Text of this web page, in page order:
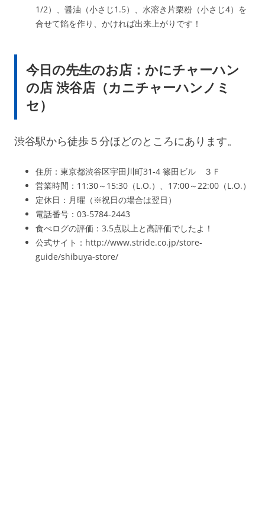
1/2）、醤油（小さじ1.5）、水溶き片栗粉（小さじ4）を
合せて餡を作り、かければ出来上がりです！
今日の先生のお店：かにチャーハン
の店 渋谷店（カニチャーハンノミ
セ）
渋谷駅から徒歩５分ほどのところにあります。
住所：東京都渋谷区宇田川町31-4 篠田ビル ３Ｆ
営業時間：11:30～15:30（L.O.）、17:00～22:00（L.O.）
定休日：月曜（※祝日の場合は翌日）
電話番号：03-5784-2443
食べログの評価：3.5点以上と高評価でしたよ！
公式サイト：http://www.stride.co.jp/store-
guide/shibuya-store/